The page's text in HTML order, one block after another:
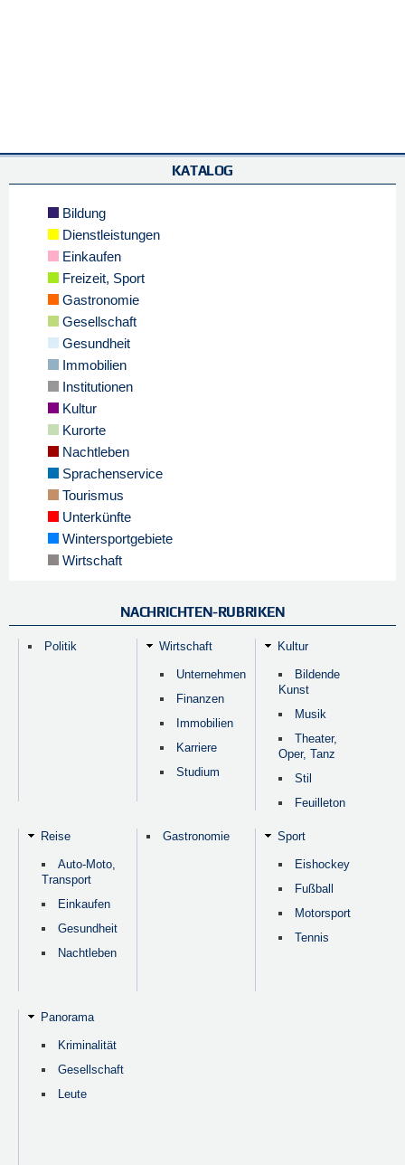
KATALOG
Bildung
Dienstleistungen
Einkaufen
Freizeit, Sport
Gastronomie
Gesellschaft
Gesundheit
Immobilien
Institutionen
Kultur
Kurorte
Nachtleben
Sprachenservice
Tourismus
Unterkünfte
Wintersportgebiete
Wirtschaft
NACHRICHTEN-RUBRIKEN
Politik Wirtschaft
Unternehmen
Finanzen
Immobilien
Karriere
Studium
Kultur
Bildende
Kunst
Musik
Theater,
Oper, Tanz
Stil
Feuilleton
Reise
Auto-Moto,
Transport
Einkaufen
Gesundheit
Nachtleben
Gastronomie Sport
Eishockey
Fußball
Motorsport
Tennis
Panorama
Kriminalität
Gesellschaft
Leute